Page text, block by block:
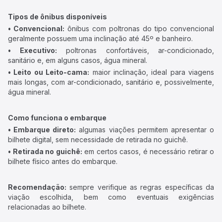
Tipos de ônibus disponíveis
• Convencional: ônibus com poltronas do tipo convencional
geralmente possuem uma inclinação até 45º e banheiro.
• Executivo: poltronas confortáveis, ar-condicionado,
sanitário e, em alguns casos, água mineral.
• Leito ou Leito-cama: maior inclinação, ideal para viagens
mais longas, com ar-condicionado, sanitário e, possivelmente,
água mineral.
Como funciona o embarque
• Embarque direto: algumas viações permitem apresentar o
bilhete digital, sem necessidade de retirada no guichê.
• Retirada no guichê: em certos casos, é necessário retirar o
bilhete físico antes do embarque.
Recomendação: sempre verifique as regras específicas da
viação escolhida, bem como eventuais exigências
relacionadas ao bilhete.